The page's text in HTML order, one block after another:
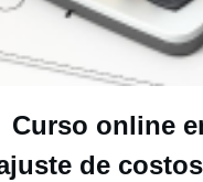
Curso online
de